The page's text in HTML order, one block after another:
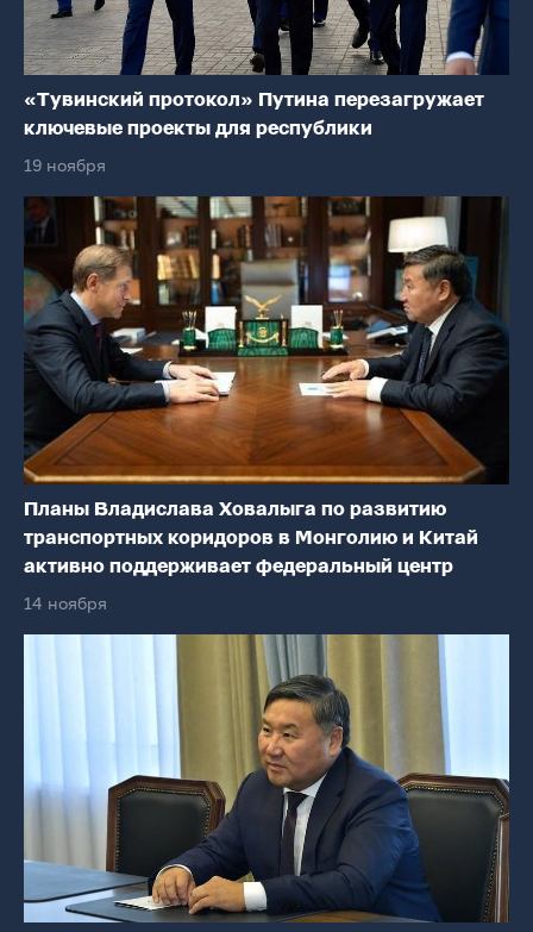
«Тувинский протокол» Путина перезагружает
ключевые проекты для республики
19 ноября
Планы Владислава Ховалыга по развитию
транспортных коридоров в Монголию и Китай
активно поддерживает федеральный центр
14 ноября